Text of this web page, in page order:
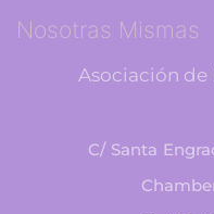
Nosotras Mismas
Asociación de
C/ Santa